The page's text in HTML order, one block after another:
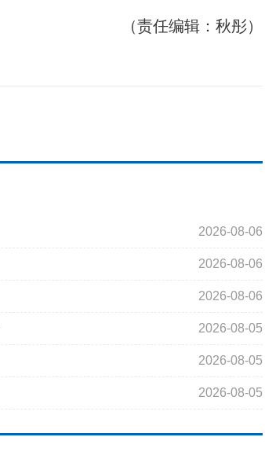
（责任编辑：秋彤）
2026-08-06
2026-08-06
2026-08-06
2026-08-05
2026-08-05
2026-08-05